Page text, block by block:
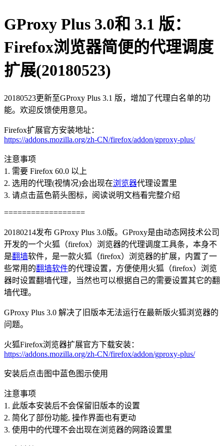
GProxy Plus 3.0和 3.1 版：
Firefox浏览器简便的代理调度
扩展(20180523)
20180523更新至GProxy Plus 3.1 版，增加了代理白名单的功
能。欢迎反馈使用意见。
Firefox扩展官方安装地址：
https://addons.mozilla.org/zh-CN/firefox/addon/gproxy-plus/
注意事项
1. 需要 Firefox 60.0 以上
2. 选用的代理(视情况)会出现在浏览器代理设置里
3. 请点击蓝色箭头图标，阅读说明文档看完整介绍
==================
20180214发布 GProxy Plus 3.0版。GProxy是由动态网技术公司
开发的一个火狐（firefox）浏览器的代理调度工具条，本身不
是翻墙软件，是一款火狐（firefox）浏览器的扩展，内置了一
些常用的翻墙软件的代理设置，方便使用火狐（firefox）浏览
器时设置翻墙代理，当然也可以根据自己的需要设置其它的翻
墙代理。
GProxy Plus 3.0 解决了旧版本无法运行在最新版火狐浏览器的
问题。
火狐Firefox浏览器扩展官方下载安装：
https://addons.mozilla.org/zh-CN/firefox/addon/gproxy-plus/
安装后点击图中蓝色图示使用
注意事项
1. 此版本安装后不会保留旧版本的设置
2. 简化了部份功能, 操作界面也有更动
3. 使用中的代理不会出现在浏览器的网路设置里